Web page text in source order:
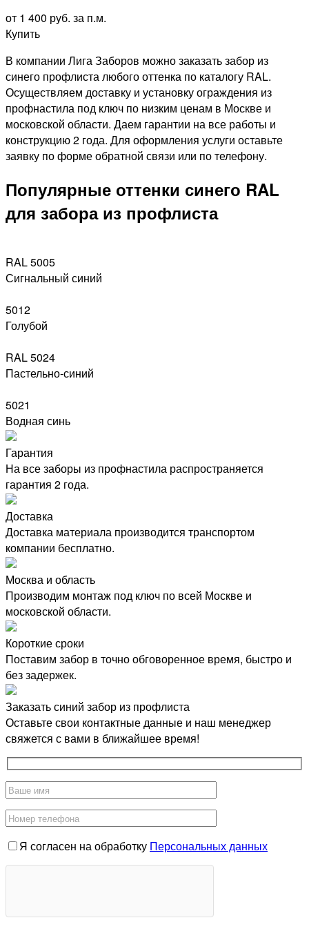
от 1 400 руб. за п.м.
Купить
В компании Лига Заборов можно заказать забор из
синего профлиста любого оттенка по каталогу RAL.
Осуществляем доставку и установку ограждения из
профнастила под ключ по низким ценам в Москве и
московской области. Даем гарантии на все работы и
конструкцию 2 года. Для оформления услуги оставьте
заявку по форме обратной связи или по телефону.
Популярные оттенки синего RAL
для забора из профлиста
RAL 5005
Сигнальный синий
5012
Голубой
RAL 5024
Пастельно-синий
5021
Водная синь
Гарантия
На все заборы из профнастила распространяется
гарантия 2 года.
Доставка
Доставка материала производится транспортом
компании бесплатно.
Москва и область
Производим монтаж под ключ по всей Москве и
московской области.
Короткие сроки
Поставим забор в точно обговоренное время, быстро и
без задержек.
Заказать синий забор из профлиста
Оставьте свои контактные данные и наш менеджер
свяжется с вами в ближайшее время!
Я согласен на обработку Персональных данных